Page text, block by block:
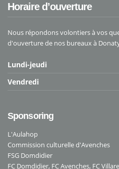
Horaire d’ouverture
Nous répondons volontiers à vos
d'ouverture de nos bureaux à
Lundi-jeudi
Vendredi
Sponsoring
L'Aulahop
Commission culturelle d'Avenches
FSG Domdidier
FC Domdidier, FC Avenches, FC